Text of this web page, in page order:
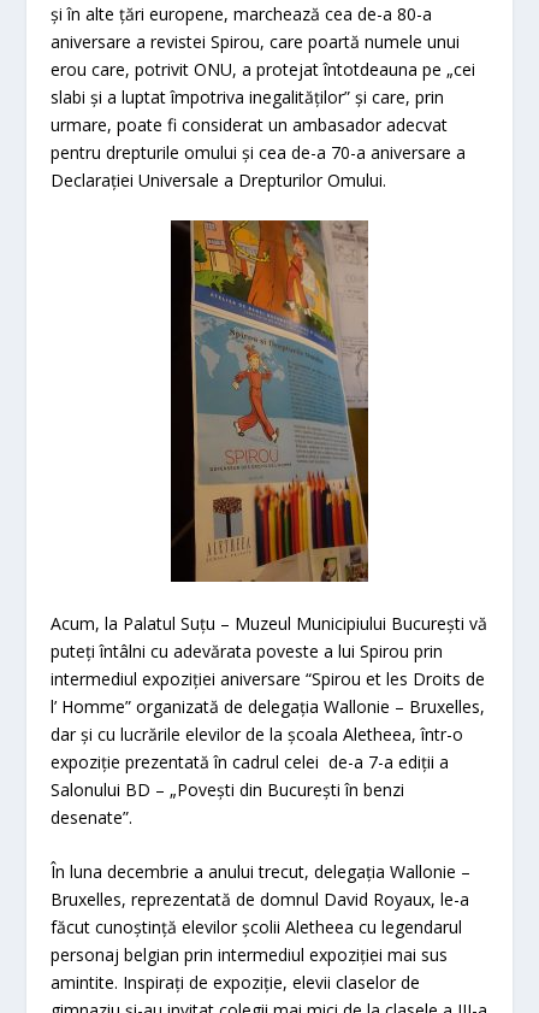
și în alte țări europene, marchează cea de-a 80-a
aniversare a revistei Spirou, care poartă numele unui
erou care, potrivit ONU, a protejat întotdeauna pe „cei
slabi și a luptat împotriva inegalităților” și care, prin
urmare, poate fi considerat un ambasador adecvat
pentru drepturile omului și cea de-a 70-a aniversare a
Declarației Universale a Drepturilor Omului.
Acum, la Palatul Suțu – Muzeul Municipiului București vă
puteți întâlni cu adevărata poveste a lui Spirou prin
intermediul expoziției aniversare “Spirou et les Droits de
l’ Homme” organizată de delegația Wallonie – Bruxelles,
dar și cu lucrările elevilor de la școala Aletheea, într-o
expoziție prezentată în cadrul celei de-a 7-a ediții a
Salonului BD – „Povești din București în benzi
desenate”.
În luna decembrie a anului trecut, delegația Wallonie –
Bruxelles, reprezentată de domnul David Royaux, le-a
făcut cunoștință elevilor școlii Aletheea cu legendarul
personaj belgian prin intermediul expoziției mai sus
amintite. Inspirați de expoziție, elevii claselor de